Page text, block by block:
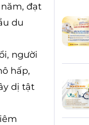
đạt
du
người
hấp,
dị tật